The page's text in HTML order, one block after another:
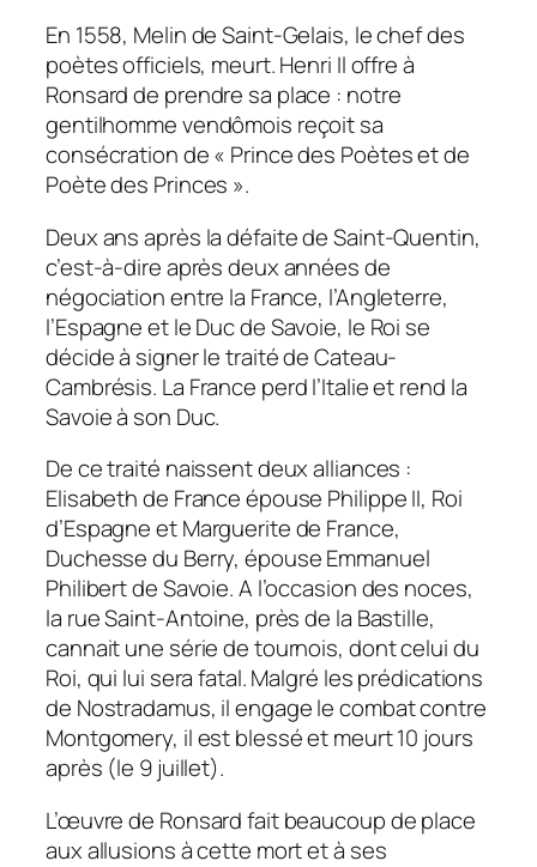
En 1558, Melin de Saint-Gelais, le chef des
poètes officiels, meurt. Henri Il offre à
Ronsard de prendre sa place : notre
gentilhomme vendômois reçoit sa
consécration de « Prince des Poètes et de
Poète des Princes ».
Deux ans après la défaite de Saint-Quentin,
c’est-à-dire après deux années de
négociation entre la France, l’Angleterre,
l’Espagne et le Duc de Savoie, le Roi se
décide à signer le traité de Cateau-
Cambrésis. La France perd l’Italie et rend la
Savoie à son Duc.
De ce traité naissent deux alliances :
Elisabeth de France épouse Philippe II, Roi
d’Espagne et Marguerite de France,
Duchesse du Berry, épouse Emmanuel
Philibert de Savoie. A l’occasion des noces,
la rue Saint-Antoine, près de la Bastille,
cannait une série de tournois, dont celui du
Roi, qui lui sera fatal. Malgré les prédications
de Nostradamus, il engage le combat contre
Montgomery, il est blessé et meurt 10 jours
après (le 9 juillet).
L’œuvre de Ronsard fait beaucoup de place
aux allusions à cette mort et à ses